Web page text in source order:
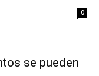
0
se pueden